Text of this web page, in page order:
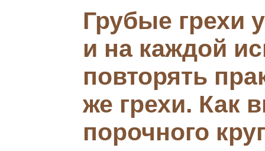
Грубые грехи
и на каждой
повторять
же грехи. Как
порочного